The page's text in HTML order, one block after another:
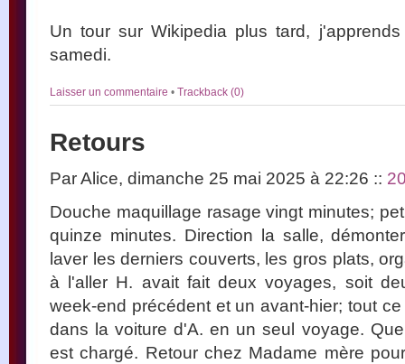
Un tour sur Wikipedia plus tard,
samedi.
Laisser un commentaire • Trackback (0)
Retours
Par Alice, dimanche 25 mai 2025 à 22:26 ::
Douche maquillage rasage vingt minutes;
quinze minutes. Direction la salle,
laver les derniers couverts, les gros plats,
à l'aller H. avait fait deux voyages, soit
week-end précédent et un avant-hier; tout
dans la voiture d'A. en un seul voyage.
est chargé. Retour chez Madame mère